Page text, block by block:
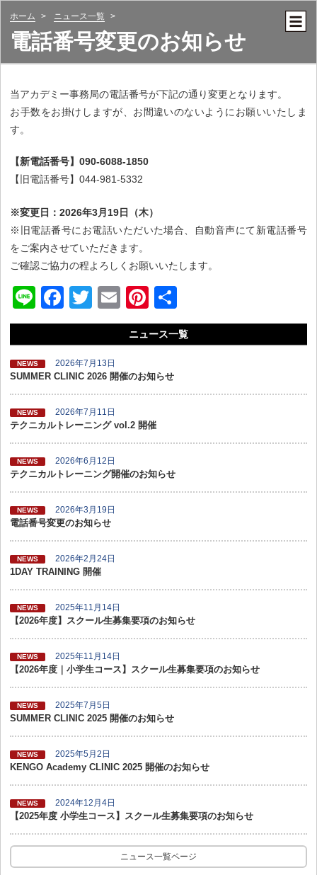
ホーム ニュース一覧
電話番号変更のお知らせ
当アカデミー事務局の電話番号が下記の通り変更となります。
お手数をお掛けしますが、お間違いのないようにお願いいたしま
す。
【新電話番号】090-6088-1850
【旧電話番号】044-981-5332
※変更日：2026年3月19日（木）
※旧電話番号にお電話いただいた場合、自動音声にて新電話番号
をご案内させていただきます。
ご確認ご協力の程よろしくお願いいたします。
Li
n
e
F
a
c
e
b
o
o
k
T
wi
tt
er
E
m
ail
Pi
nt
er
e
st
有
ニュース一覧
NEWS 2026年7月13日
SUMMER CLINIC 2026 開催のお知らせ
NEWS 2026年7月11日
テクニカルトレーニング vol.2 開催
NEWS 2026年6月12日
テクニカルトレーニング開催のお知らせ
NEWS 2026年3月19日
電話番号変更のお知らせ
NEWS 2026年2月24日
1DAY TRAINING 開催
NEWS 2025年11月14日
【2026年度】スクール生募集要項のお知らせ
NEWS 2025年11月14日
【2026年度｜小学生コース】スクール生募集要項のお知らせ
NEWS 2025年7月5日
SUMMER CLINIC 2025 開催のお知らせ
NEWS 2025年5月2日
KENGO Academy CLINIC 2025 開催のお知らせ
NEWS 2024年12月4日
【2025年度 小学生コース】スクール生募集要項のお知らせ
ニュース一覧ページ